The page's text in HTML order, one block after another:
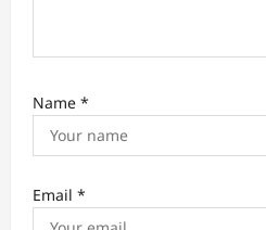
Name *
Email *